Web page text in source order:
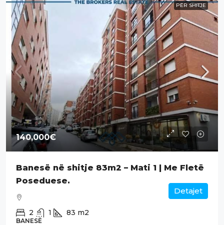
PËR SHITJE
140,000€
Banesë në shitje 83m2 – Mati 1 | Me Fletë
Poseduese.
2 1 83 m2
BANESË
Detajet